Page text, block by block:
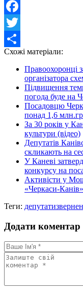
Facebook
Twitter
Share
Схожі матеріали:
Правоохоронці
організатора
Підвищення
погода буде на
Посадовцю
понад 1,6
За 30 років у
культури (відео)
Депутатів
скликають на
У Каневі
конкурсу на
Активісти у
«Черкаси-Канів»
Теги: депутати
Додати коментар